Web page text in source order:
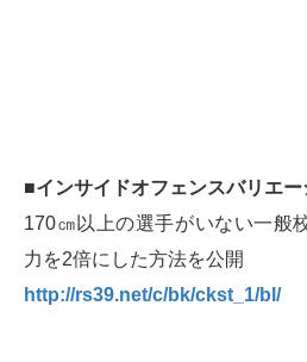
■インサイドオフェンスバリエー
170㎝以上の選手がいない一般
力を2倍にした方法を公開
http://rs39.net/c/bk/ckst_1/bl/